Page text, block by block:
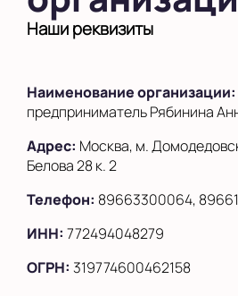
на Беломорской
в Московской
области
Показать на карте
Выбрать другой
Наши реквизиты
Наименование организации:
предприниматель Рябинина
Адрес: Москва, м.
Белова 28 к. 2
Телефон: 89663300064,
ИНН: 772494048279
ОГРН: 319774600462158